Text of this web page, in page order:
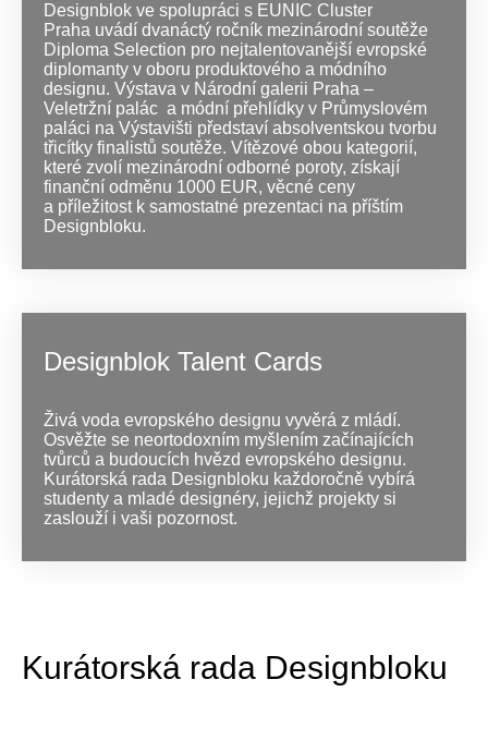
Designblok ve spolupráci s EUNIC Cluster
Praha uvádí dvanáctý ročník mezinárodní soutěže
Diploma Selection pro nejtalentovanější evropské
diplomanty v oboru produktového a módního
designu. Výstava v Národní galerii Praha –
Veletržní palác a módní přehlídky v Průmyslovém
paláci na Výstavišti představí absolventskou tvorbu
třicítky finalistů soutěže. Vítězové obou kategorií,
které zvolí mezinárodní odborné poroty, získají
finanční odměnu 1000 EUR, věcné ceny
a příležitost k samostatné prezentaci na příštím
Designbloku.
Designblok Talent Cards
Živá voda evropského designu vyvěrá z mládí.
Osvěžte se neortodoxním myšlením začínajících
tvůrců a budoucích hvězd evropského designu.
Kurátorská rada Designbloku každoročně vybírá
studenty a mladé designéry, jejichž projekty si
zaslouží i vaši pozornost.
Kurátorská rada Designbloku